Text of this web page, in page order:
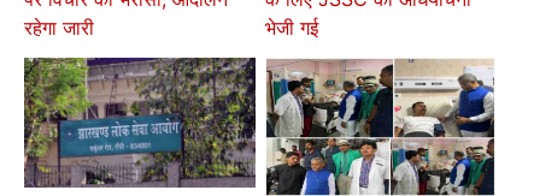
रहेगा जारी
भेजी गई